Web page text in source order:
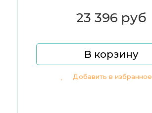
23 396 руб
В корзину
Добавить в избранное